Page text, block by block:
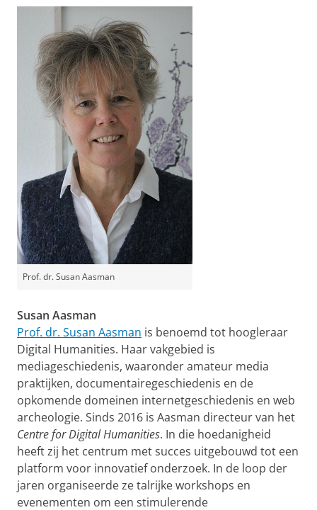
Prof. dr. Susan Aasman
Susan Aasman
Prof. dr. Susan Aasman is benoemd tot hoogleraar
Digital Humanities. Haar vakgebied is
mediageschiedenis, waaronder amateur media
praktijken, documentairegeschiedenis en de
opkomende domeinen internetgeschiedenis en web
archeologie. Sinds 2016 is Aasman directeur van het
Centre for Digital Humanities. In die hoedanigheid
heeft zij het centrum met succes uitgebouwd tot een
platform voor innovatief onderzoek. In de loop der
jaren organiseerde ze talrijke workshops en
evenementen om een stimulerende